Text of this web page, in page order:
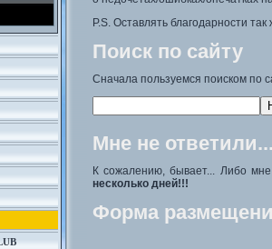
P.S. Оставлять благодарности
Поиск по сайту
Сначала пользуемся поиском по
Мне не
К сожалению, бывает... Либо
несколько дней!!!
Форма